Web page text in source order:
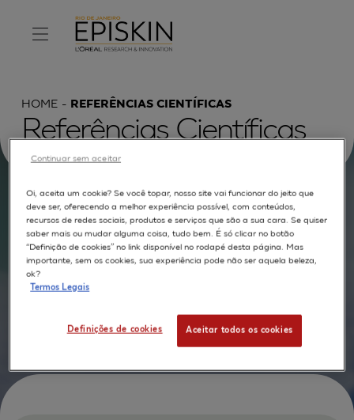
HOME REFERÊNCIAS CIENTÍFICAS
Referências Científicas
Procurar por :
TEXTO COMPLETO MODELOS APLICAÇÕES
AUTORES
Oi, aceita um cookie? Se você topar, nosso site vai funcionar do jeito que
deve ser, oferecendo a melhor experiência possível, com conteúdos,
recursos de redes sociais, produtos e serviços que são a sua cara. Se quiser
saber mais ou mudar alguma coisa, tudo bem. É só clicar no botão
“Definição de cookies” no link disponível no rodapé desta página. Mas
importante, sem os cookies, sua experiência pode não ser aquela beleza,
ok?
Termos Legais
Definições de cookies Aceitar todos os cookies
Continuar sem aceitar